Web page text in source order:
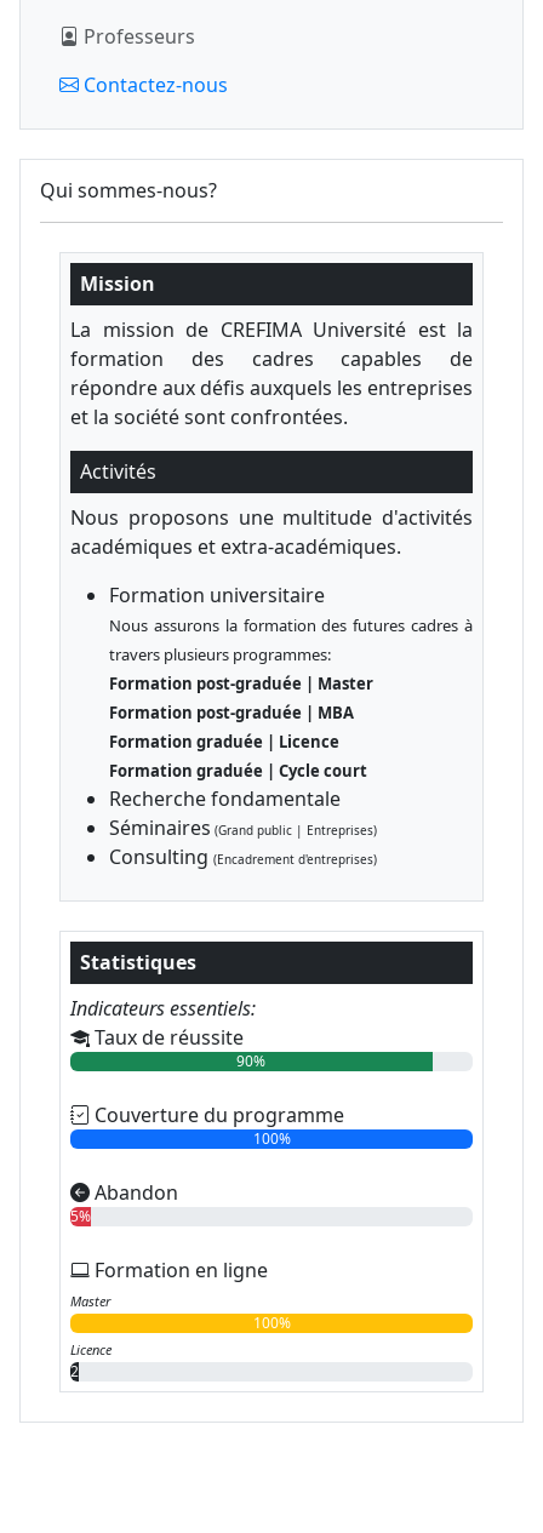
Professeurs
Contactez-nous
Qui sommes-nous?
Mission
La mission de CREFIMA Université est la
formation des cadres capables de
répondre aux défis auxquels les entreprises
et la société sont confrontées.
Activités
Nous proposons une multitude d'activités
académiques et extra-académiques.
Formation universitaire
Nous assurons la formation des futures cadres à
travers plusieurs programmes:
Formation post-graduée | Master
Formation post-graduée | MBA
Formation graduée | Licence
Formation graduée | Cycle court
Recherche fondamentale
Séminaires (Grand public | Entreprises)
Consulting (Encadrement d'entreprises)
Statistiques
Indicateurs essentiels:
Taux de réussite
90%
Couverture du programme
100%
Abandon
5%
Formation en ligne
Master
100%
Licence
2%